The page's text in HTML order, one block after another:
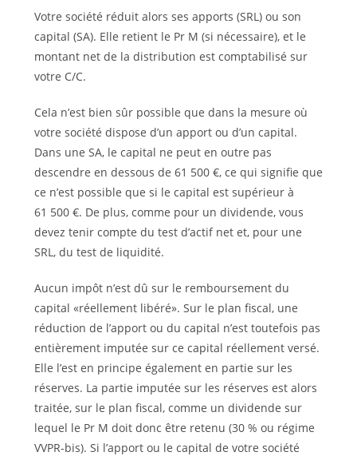
Votre société réduit alors ses apports (SRL) ou son
capital (SA). Elle retient le Pr M (si nécessaire), et le
montant net de la distribution est comptabilisé sur
votre C/C.
Cela n’est bien sûr possible que dans la mesure où
votre société dispose d’un apport ou d’un capital.
Dans une SA, le capital ne peut en outre pas
descendre en dessous de 61 500 €, ce qui signifie que
ce n’est possible que si le capital est supérieur à
61 500 €. De plus, comme pour un dividende, vous
devez tenir compte du test d’actif net et, pour une
SRL, du test de liquidité.
Aucun impôt n’est dû sur le remboursement du
capital «réellement libéré». Sur le plan fiscal, une
réduction de l’apport ou du capital n’est toutefois pas
entièrement imputée sur ce capital réellement versé.
Elle l’est en principe également en partie sur les
réserves. La partie imputée sur les réserves est alors
traitée, sur le plan fiscal, comme un dividende sur
lequel le Pr M doit donc être retenu (30 % ou régime
VVPR-bis). Si l’apport ou le capital de votre société